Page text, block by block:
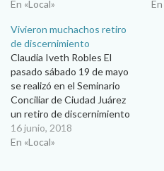
En «Local»
En
Vivieron muchachos retiro
de discernimiento
Claudia Iveth Robles El
pasado sábado 19 de mayo
se realizó en el Seminario
Conciliar de Ciudad Juárez
un retiro de discernimiento
para jóvenes que sienten
inquietud vocacional al
16 junio, 2018
En «Local»